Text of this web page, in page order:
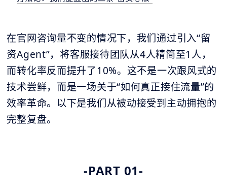
在官网咨询量不变的情况下，我们通过引入“留
资Agent”，将客服接待团队从4人精简至1人，
而转化率反而提升了10%。这不是一次跟风式的
技术尝鲜，而是一场关于“如何真正接住流量”的
效率革命。以下是我们从被动接受到主动拥抱的
完整复盘。
-PART 01-